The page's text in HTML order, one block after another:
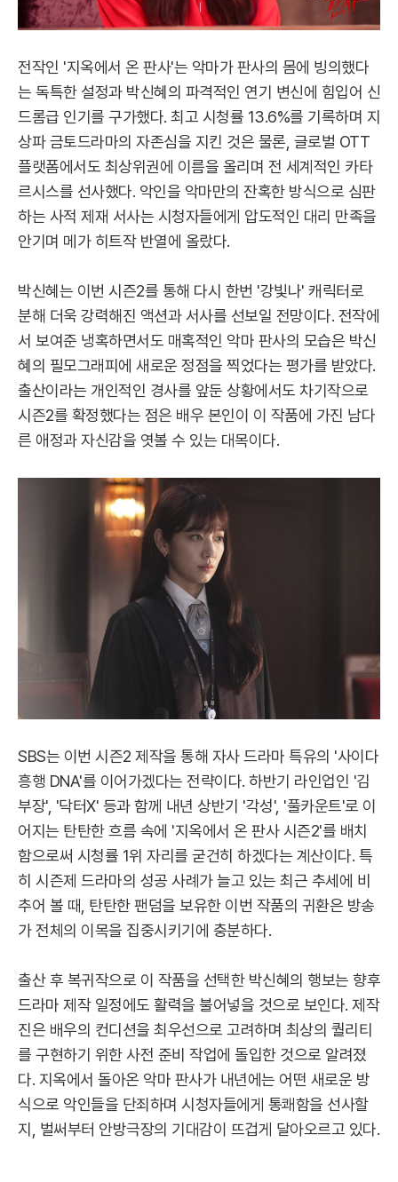
전작인 '지옥에서 온 판사'는 악마가 판사의 몸에 빙의했다
는 독특한 설정과 박신혜의 파격적인 연기 변신에 힘입어 신
드롬급 인기를 구가했다. 최고 시청률 13.6%를 기록하며 지
상파 금토드라마의 자존심을 지킨 것은 물론, 글로벌 OTT
플랫폼에서도 최상위권에 이름을 올리며 전 세계적인 카타
르시스를 선사했다. 악인을 악마만의 잔혹한 방식으로 심판
하는 사적 제재 서사는 시청자들에게 압도적인 대리 만족을
안기며 메가 히트작 반열에 올랐다.
박신혜는 이번 시즌2를 통해 다시 한번 '강빛나' 캐릭터로
분해 더욱 강력해진 액션과 서사를 선보일 전망이다. 전작에
서 보여준 냉혹하면서도 매혹적인 악마 판사의 모습은 박신
혜의 필모그래피에 새로운 정점을 찍었다는 평가를 받았다.
출산이라는 개인적인 경사를 앞둔 상황에서도 차기작으로
시즌2를 확정했다는 점은 배우 본인이 이 작품에 가진 남다
른 애정과 자신감을 엿볼 수 있는 대목이다.
SBS는 이번 시즌2 제작을 통해 자사 드라마 특유의 '사이다
흥행 DNA'를 이어가겠다는 전략이다. 하반기 라인업인 '김
부장', '닥터X' 등과 함께 내년 상반기 '각성', '풀카운트'로 이
어지는 탄탄한 흐름 속에 '지옥에서 온 판사 시즌2'를 배치
함으로써 시청률 1위 자리를 굳건히 하겠다는 계산이다. 특
히 시즌제 드라마의 성공 사례가 늘고 있는 최근 추세에 비
추어 볼 때, 탄탄한 팬덤을 보유한 이번 작품의 귀환은 방송
가 전체의 이목을 집중시키기에 충분하다.
출산 후 복귀작으로 이 작품을 선택한 박신혜의 행보는 향후
드라마 제작 일정에도 활력을 불어넣을 것으로 보인다. 제작
진은 배우의 컨디션을 최우선으로 고려하며 최상의 퀄리티
를 구현하기 위한 사전 준비 작업에 돌입한 것으로 알려졌
다. 지옥에서 돌아온 악마 판사가 내년에는 어떤 새로운 방
식으로 악인들을 단죄하며 시청자들에게 통쾌함을 선사할
지, 벌써부터 안방극장의 기대감이 뜨겁게 달아오르고 있다.